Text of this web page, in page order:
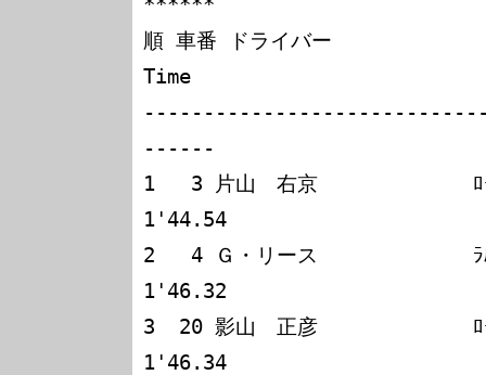
******
順 車番 ドライバー
Time
------
1   3 片山　右京             ﾛｰ
1'44.54
2   4 Ｇ・リース             ﾗﾙ
1'46.32
3  20 影山　正彦             ﾛｰ
1'46.34